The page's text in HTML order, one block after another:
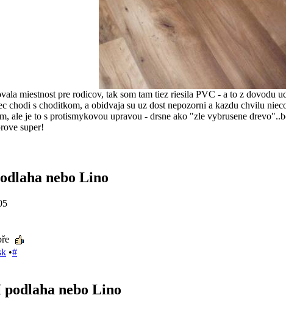
miestnost pre rodicov, tak som tam tiez riesila PVC - a to z dovodu
chodi s choditkom, a obidvaja su uz dost nepozorni a kazdu chvilu
ale je to s protismykovou upravou - drsne ako "zle vybrusene
super!
nebo Lino
•#
nebo Lino